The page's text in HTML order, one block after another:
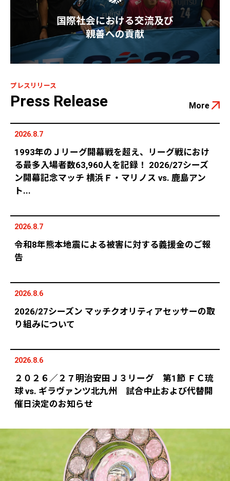
国際社会における交流及び
親善への貢献
プレスリリース
Press Release More
2026.8.7
1993年のＪリーグ開幕戦を超え、リーグ戦におけ
る最多入場者数63,960人を記録！ 2026/27シーズ
ン開幕記念マッチ 横浜Ｆ・マリノス vs. 鹿島アン
ト...
2026.8.7
令和8年熊本地震による被害に対する義援金のご報
告
2026.8.6
2026/27シーズン マッチクオリティアセッサーの取
り組みについて
2026.8.6
２０２６／２７明治安田Ｊ３リーグ 第1節 ＦＣ琉
球 vs. ギラヴァンツ北九州 試合中止および代替開
催日決定のお知らせ